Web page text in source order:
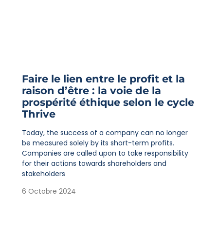
Faire le lien entre le profit et la
raison d’être : la voie de la
prospérité éthique selon le cycle
Thrive
Today, the success of a company can no longer
be measured solely by its short-term profits.
Companies are called upon to take responsibility
for their actions towards shareholders and
stakeholders
6 Octobre 2024